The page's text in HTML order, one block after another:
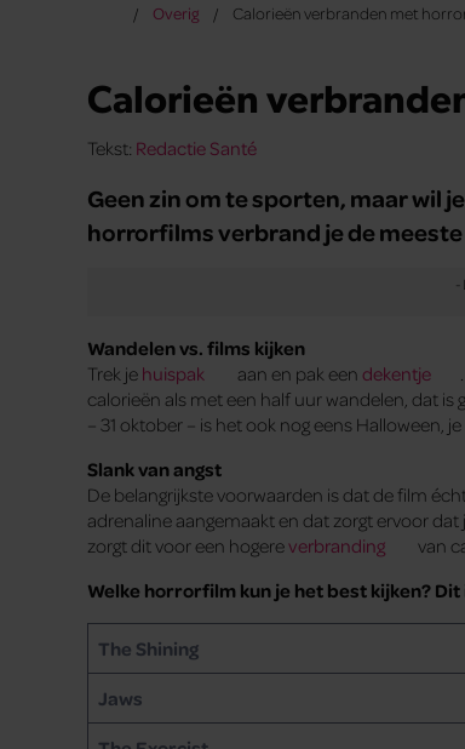
Overig Calorieën verbranden met
Calorieën
Tekst: Redactie Santé
Geen zin om te sporten, maar wil
horrorfilms verbrand je de
Wandelen vs. films kijken
Trek je huispak aan en pak een dekentje
calorieën als met een half uur wandelen, dat
– 31 oktober – is het ook nog eens Halloween,
Slank van angst
De belangrijkste voorwaarden is dat de film
adrenaline aangemaakt en dat zorgt ervoor
zorgt dit voor een hogereverbranding
van
Welke horrorfilm kun je het best kijken?
The Shining
Jaws